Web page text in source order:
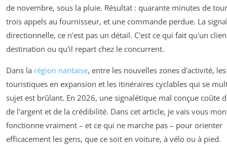
de novembre, sous la pluie. Résultat : quarante minutes de
trois appels au fournisseur, et une commande perdue. La
directionnelle, ce n'est pas un détail. C'est ce qui fait qu'un
destination ou qu'il repart chez le concurrent.
Dans la région nantaise, entre les nouvelles zones d'activité,
touristiques en expansion et les itinéraires cyclables qui se
sujet est brûlant. En 2026, une signalétique mal conçue coûte
de l'argent et de la crédibilité. Dans cet article, je vais vous
fonctionne vraiment – et ce qui ne marche pas – pour orienter
efficacement les gens, que ce soit en voiture, à vélo ou à pied.